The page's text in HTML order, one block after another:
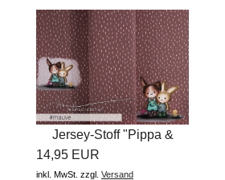
Jersey-Stoff "Pippa &
Arved...
14,95 EUR
inkl. MwSt. zzgl. Versand